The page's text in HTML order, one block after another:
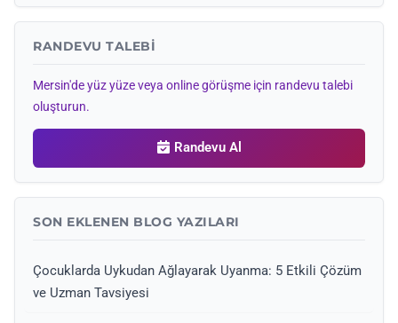
RANDEVU TALEBI
Mersin'de yüz yüze veya online görüşme için randevu talebi
oluşturun.
Randevu Al
SON EKLENEN BLOG YAZILARI
Çocuklarda Uykudan Ağlayarak Uyanma: 5 Etkili Çözüm
ve Uzman Tavsiyesi